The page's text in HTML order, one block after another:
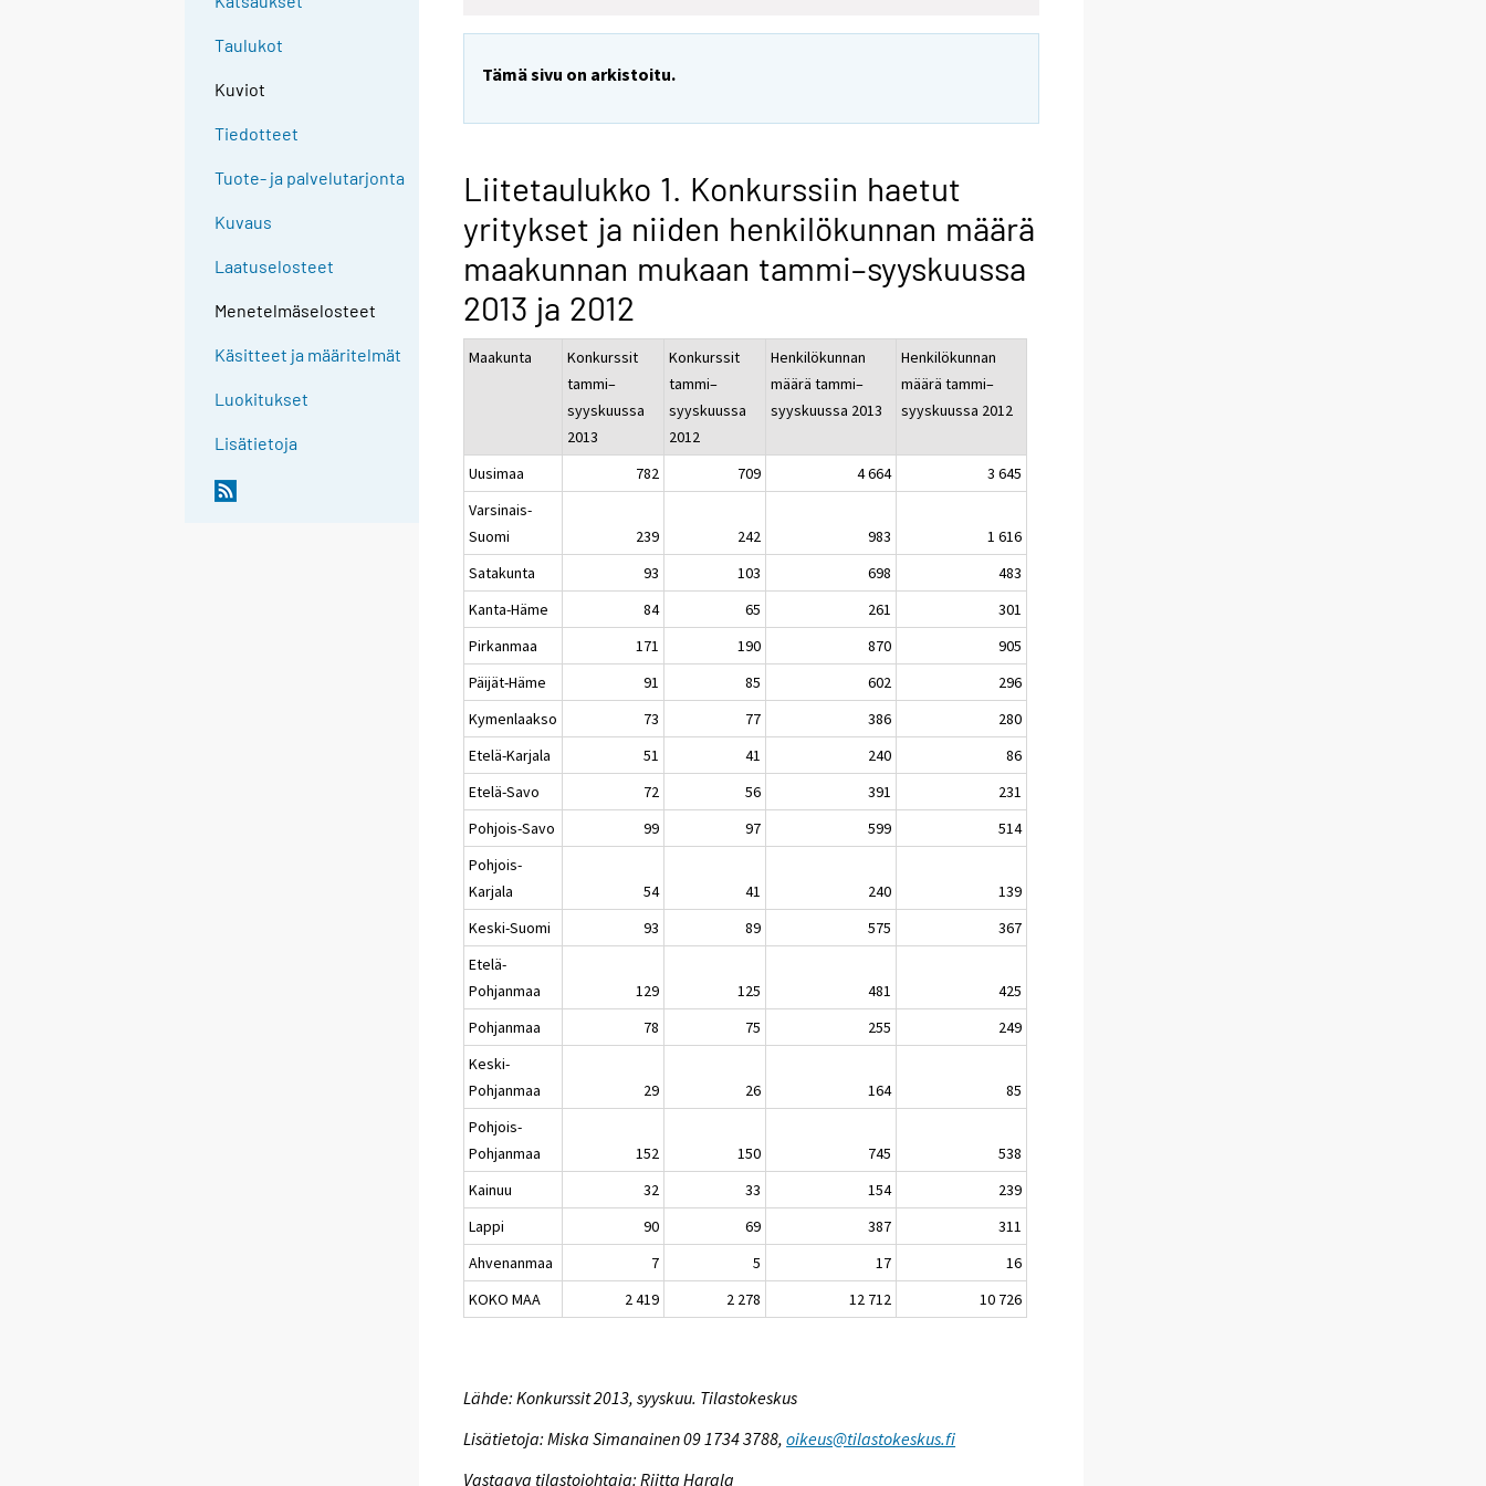
Taulukot
Kuviot
Tiedotteet
Tuote- ja palvelutarjonta
Kuvaus
Laatuselosteet
Menetelmäselosteet
Käsitteet ja määritelmät
Luokitukset
Lisätietoja
Tämä sivu on arkistoitu.
Liitetaulukko 1. Konkurssiin haetut
yritykset ja niiden henkilökunnan määrä
maakunnan mukaan tammi–syyskuussa
2013 ja 2012
Maakunta
Konkurssit
tammi–
syyskuussa
2013
Konkurssit
tammi–
syyskuussa
2012
Henkilökunnan
määrä tammi–
syyskuussa 2013
Henkilökunnan
määrä tammi–
syyskuussa 2012
Uusimaa 782 709 4 664
3 645
Varsinais-
Suomi
239 242 983
1 616
Satakunta
93 103 698
483
Kanta-Häme
84 65 261
301
Pirkanmaa
171 190 870
905
Päijät-Häme
91 85 602
296
Kymenlaakso
73 77 386
280
Etelä-Karjala
51 41 240
86
Etelä-Savo
72 56 391
231
Pohjois-Savo
99 97 599
514
Pohjois-
Karjala
54 41 240
139
Keski-Suomi
93 89 575
367
Etelä-
Pohjanmaa
129 125 481
425
Pohjanmaa
78 75 255
249
Keski-
Pohjanmaa
29 26 164
85
Pohjois-
Pohjanmaa
152 150 745
538
Kainuu
32 33 154
239
Lappi
90 69 387
311
Ahvenanmaa
7 5 17
16
KOKO MAA
2 419 2 278 12 712 10 726
Lähde: Konkurssit 2013, syyskuu. Tilastokeskus
Lisätietoja: Miska Simanainen 09 1734 3788,oikeus@tilastokeskus.fi
Vastaava tilastojohtaja: Riitta Harala